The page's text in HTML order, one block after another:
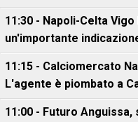
11:30 - Napoli-Celta
un'importante
11:15 - Calciomercato
L'agente è piombato a
11:00 - Futuro